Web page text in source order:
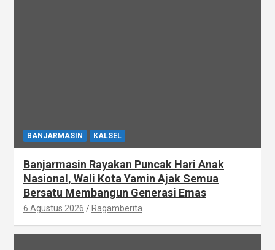
BANJARMASIN KALSEL
Banjarmasin Rayakan Puncak Hari Anak
Nasional, Wali Kota Yamin Ajak Semua
Bersatu Membangun Generasi Emas
6 Agustus 2026 Ragamberita